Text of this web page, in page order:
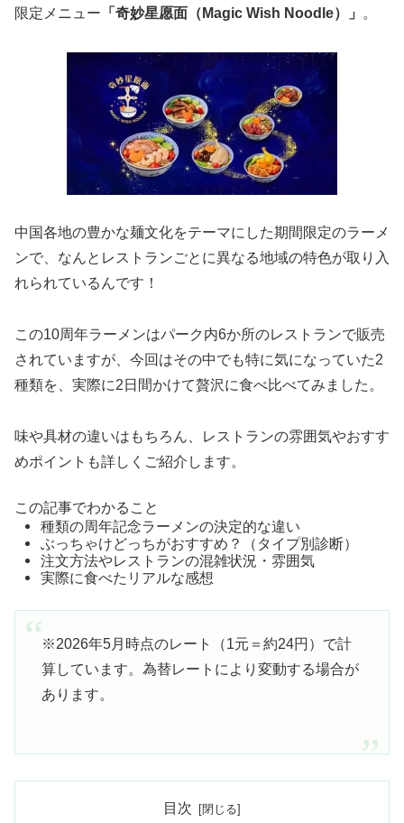
限定メニュー 「奇妙星愿面（Magic Wish Noodle）」 。
中国各地の豊かな麺文化をテーマにした期間限定のラーメ
ンで、なんとレストランごとに異なる地域の特色が取り入
れられているんです！
この10周年ラーメンはパーク内6か所のレストランで販売
されていますが、今回はその中でも特に気になっていた2
種類を、実際に2日間かけて贅沢に食べ比べてみました。
味や具材の違いはもちろん、レストランの雰囲気やおすす
めポイントも詳しくご紹介します。
この記事でわかること
2種類の10周年記念ラーメンの決定的な違い
ぶっちゃけどっちがおすすめ？（タイプ別診断）
注文方法やレストランの混雑状況・雰囲気
実際に食べたリアルな感想
※2026年5月時点のレート（1元＝約24円）で計
算しています。為替レートにより変動する場合が
あります。
目次